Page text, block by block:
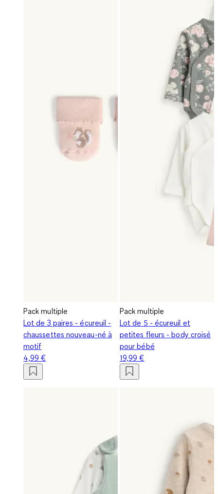
Pack multiple
Lot de 3 paires - écureuil -
chaussettes nouveau-né à
motif
4,99 €
Pack multiple
Lot de 5 - écureuil et
petites fleurs - body croisé
pour bébé
19,99 €